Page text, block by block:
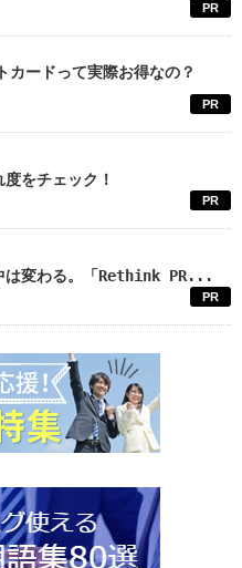
PR
カードって実際お得なの？
PR
をチェック！
PR
は変わる。「Rethink PR...
PR